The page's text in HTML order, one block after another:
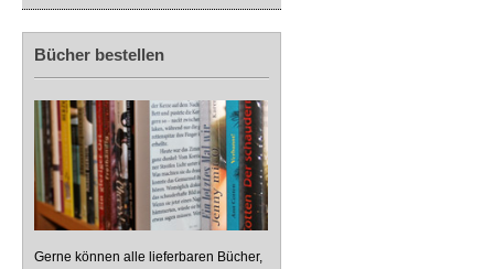
Bücher bestellen
Gerne können alle lieferbaren Bücher,